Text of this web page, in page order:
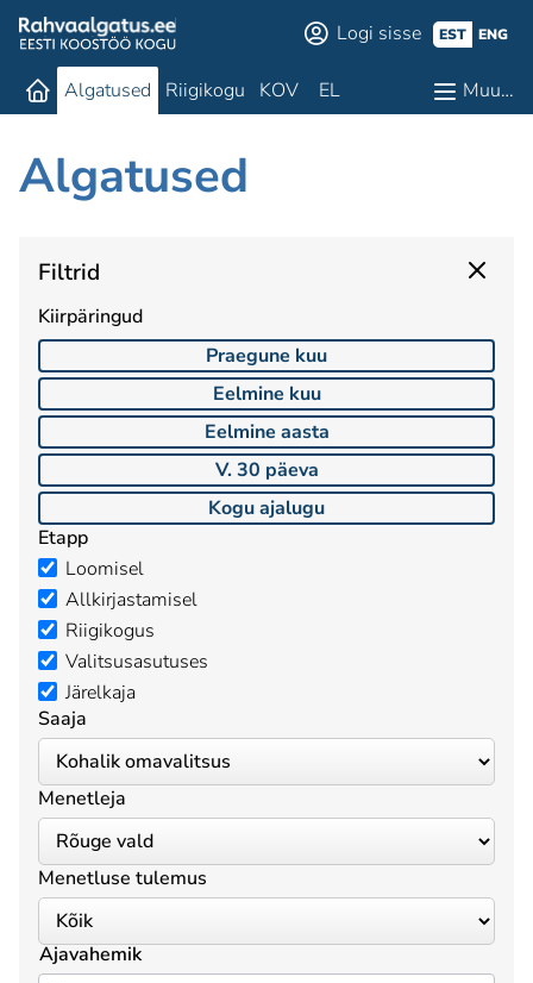
Logi sisse EST ENG
Algatused Riigikogu KOV EL Muu…
Algatused
Filtrid
Kiirpäringud
Praegune kuu
Eelmine kuu
Eelmine aasta
V. 30 päeva
Kogu ajalugu
Etapp
Loomisel
Allkirjastamisel
Riigikogus
Valitsusasutuses
Järelkaja
Saaja
Menetleja
Menetluse tulemus
Ajavahemik